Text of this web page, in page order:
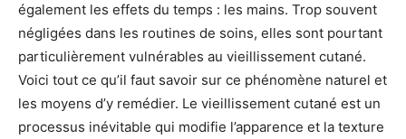
également les effets du temps : les mains. Trop souvent
négligées dans les routines de soins, elles sont pourtant
particulièrement vulnérables au vieillissement cutané.
Voici tout ce qu’il faut savoir sur ce phénomène naturel et
les moyens d’y remédier. Le vieillissement cutané est un
processus inévitable qui modifie l’apparence et la texture